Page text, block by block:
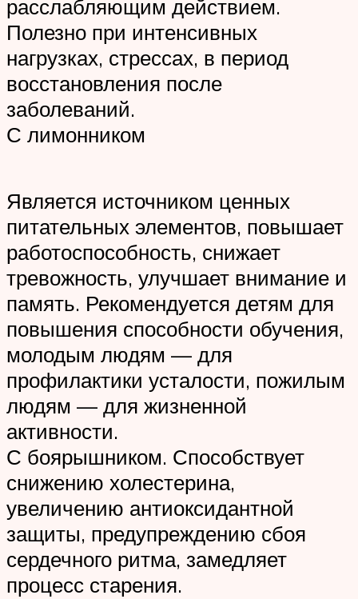
расслабляющим действием.
Полезно при интенсивных
нагрузках, стрессах, в период
восстановления после
заболеваний.
С лимонником
Является источником ценных
питательных элементов, повышает
работоспособность, снижает
тревожность, улучшает внимание и
память. Рекомендуется детям для
повышения способности обучения,
молодым людям — для
профилактики усталости, пожилым
людям — для жизненной
активности.
С боярышником. Способствует
снижению холестерина,
увеличению антиоксидантной
защиты, предупреждению сбоя
сердечного ритма, замедляет
процесс старения.